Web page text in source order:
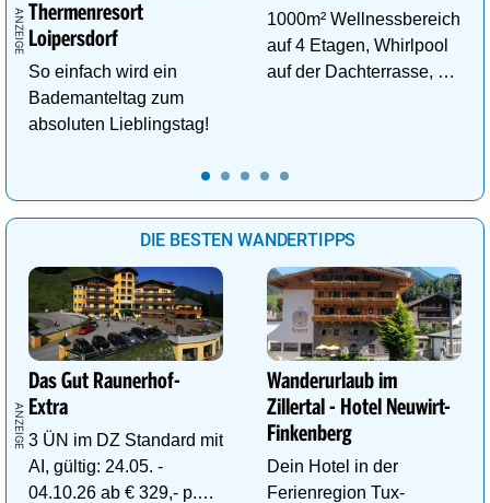
Thermenresort
Loipersdorf
So einfach wird ein
Bademanteltag zum
absoluten Lieblingstag!
1000m² Wellnessbereich
auf 4 Etagen, Whirlpool
auf der Dachterrasse, 4
DIE BESTEN WANDERTIPPS
Das Gut Raunerhof-
Extra
3 ÜN im DZ Standard mit
AI, gültig: 24.05. -
04.10.26 ab € 329,- p.P.
Wanderurlaub im
Zillertal - Hotel Neuwirt-
Finkenberg
Dein Hotel in der
Ferienregion Tux-